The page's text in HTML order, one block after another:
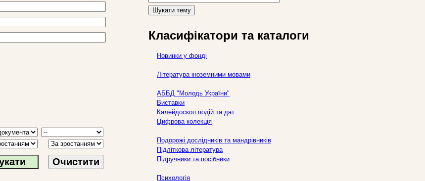
Очистити
Шукати тему
Класифікатори та каталоги
Новинки у фонді
Література іноземними мовами
АББД "Молодь України"
Виставки
Калейдоскоп подій та дат
Цифрова колекція
Подорожі дослідників та мандрівників
Підліткова література
Підручники та посібники
Психологія